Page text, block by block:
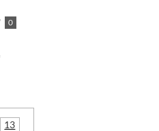
0
13